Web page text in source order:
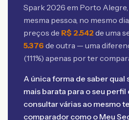
Spark 2026 em Porto Alegre
mesma pessoa, no mesmo
preços de R$ 2.542 de uma
5.376 de outra — uma
(111%) apenas por ter
A única forma de saber qual
mais barata para o seu
consultar várias ao mesmo
comparador como o Meu